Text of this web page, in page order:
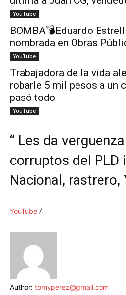
YouTube
BOMBA💣Eduardo
nombrada en Obras
YouTube
Trabajadora de la vida
robarle 5 mil pesos a un
pasó todo
YouTube
“ Les da
corruptos del PLD
Nacional, rastrero,
YouTube
Author: tomyperez@gmail.com